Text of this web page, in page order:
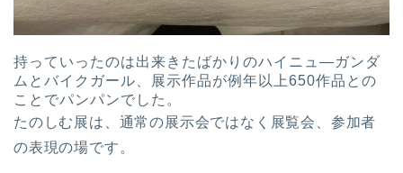
持っていったのは出来きたばかりのハイニュ―ガンダ
ムとバイクガール、展示作品が例年以上650作品との
ことでパンパンでした。
たのしむ展は、通常の展示会ではなく展覧会、参加者
の表現の場です。